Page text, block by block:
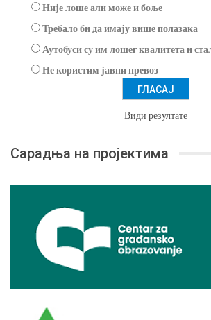
Није лоше али може и боље
Требало би да имају више полазака
Аутобуси су им лошег квалитета и
Не користим јавни превоз
Види резултате
Сарадња на пројектима